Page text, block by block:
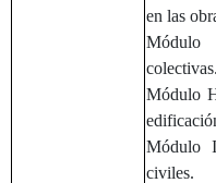
en las
Módulo
Módulo
Módulo
civiles.